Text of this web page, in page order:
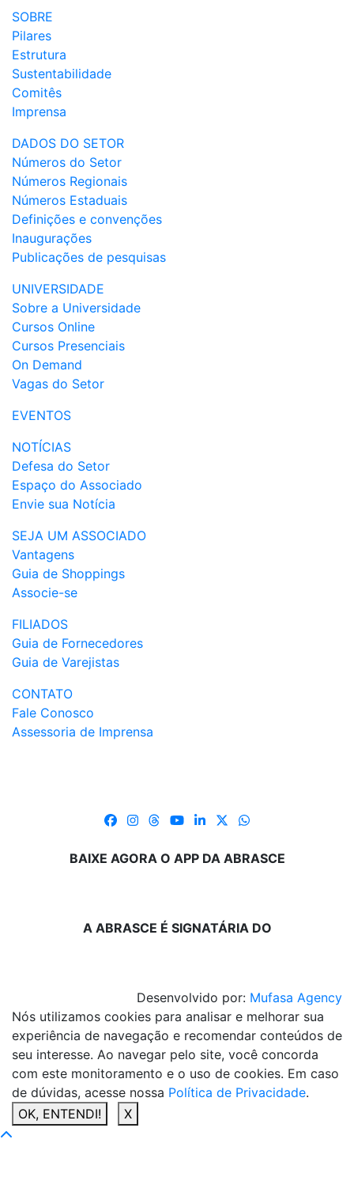
SOBRE
Pilares
Estrutura
Sustentabilidade
Comitês
Imprensa
DADOS DO SETOR
Números do Setor
Números Regionais
Números Estaduais
Definições e convenções
Inaugurações
Publicações de pesquisas
UNIVERSIDADE
Sobre a Universidade
Cursos Online
Cursos Presenciais
On Demand
Vagas do Setor
EVENTOS
NOTÍCIAS
Defesa do Setor
Espaço do Associado
Envie sua Notícia
SEJA UM ASSOCIADO
Vantagens
Guia de Shoppings
Associe-se
FILIADOS
Guia de Fornecedores
Guia de Varejistas
CONTATO
Fale Conosco
Assessoria de Imprensa
BAIXE AGORA O APP DA ABRASCE
A ABRASCE É SIGNATÁRIA DO
Desenvolvido por: Mufasa Agency
Nós utilizamos cookies para analisar e melhorar sua
experiência de navegação e recomendar conteúdos de
seu interesse. Ao navegar pelo site, você concorda
com este monitoramento e o uso de cookies. Em caso
de dúvidas, acesse nossa Política de Privacidade.
OK, ENTENDI!
X